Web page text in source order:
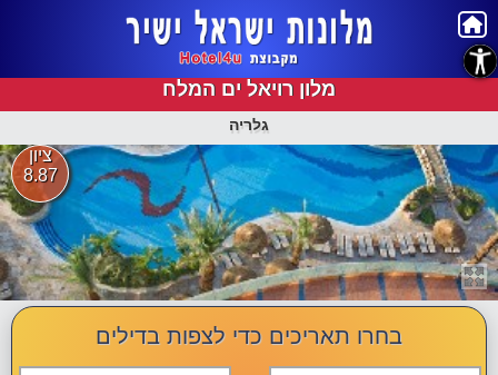
מלון רויאל ים המלח
גלריה
ציון
8.87
בחרו תאריכים כדי לצפות בדילים
נגישות